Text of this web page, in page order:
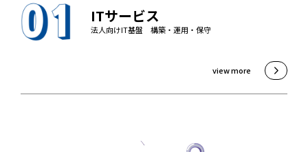
ITサービス
法人向けIT基盤 構築・運用・保守
view more